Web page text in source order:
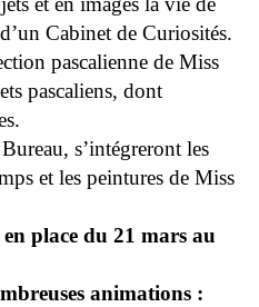
Cabinet de Curiosités.
pascalienne de Miss
pascaliens, dont
s’intégreront les
et les peintures de Miss
place du 21 mars au
animations :